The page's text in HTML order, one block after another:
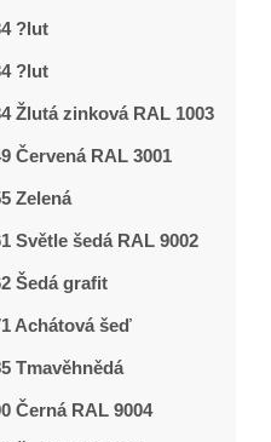
?lut
?lut
Žlutá zinková RAL 1003
Červená RAL 3001
Zelená
Světle šedá RAL 9002
Šedá grafit
Achátová šeď
Tmavěhnědá
Černá RAL 9004